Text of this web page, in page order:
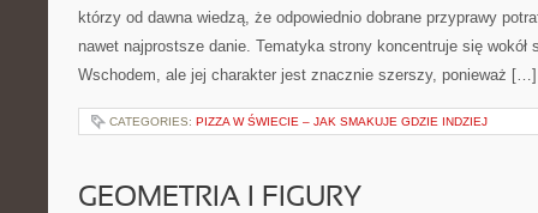
którzy od dawna wiedzą, że odpowiednio dobrane przyprawy
nawet najprostsze danie. Tematyka strony koncentruje się wokół
Wschodem, ale jej charakter jest znacznie szerszy, ponieważ […]
CATEGORIES: PIZZA W ŚWIECIE – JAK SMAKUJE GDZIE INDZIEJ
GEOMETRIA I FIGURY